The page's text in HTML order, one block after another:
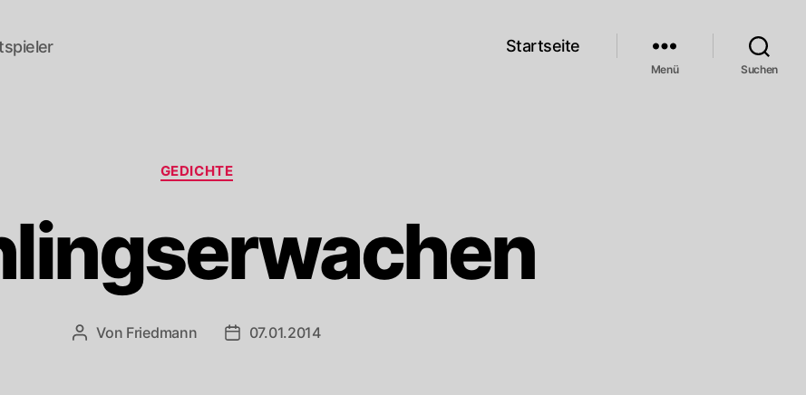
Startseite
Menü Suchen
Kategorien
GEDICHTE
Beitragsautor
Von Friedmann Veröffentlichungsdatum
07.01.2014